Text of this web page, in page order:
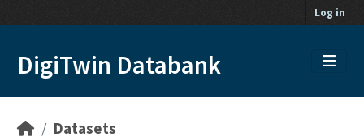
Log in
DigiTwin Databank
Datasets